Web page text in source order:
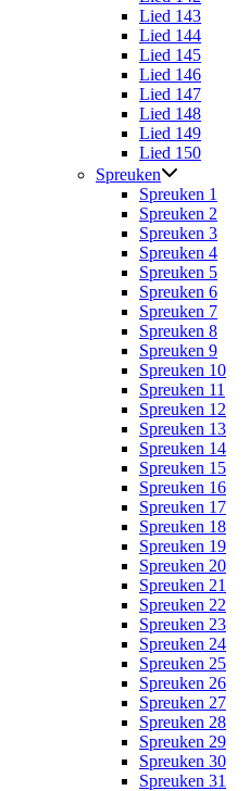
Lied 143
Lied 144
Lied 145
Lied 146
Lied 147
Lied 148
Lied 149
Lied 150
Spreuken
Spreuken 1
Spreuken 2
Spreuken 3
Spreuken 4
Spreuken 5
Spreuken 6
Spreuken 7
Spreuken 8
Spreuken 9
Spreuken 10
Spreuken 11
Spreuken 12
Spreuken 13
Spreuken 14
Spreuken 15
Spreuken 16
Spreuken 17
Spreuken 18
Spreuken 19
Spreuken 20
Spreuken 21
Spreuken 22
Spreuken 23
Spreuken 24
Spreuken 25
Spreuken 26
Spreuken 27
Spreuken 28
Spreuken 29
Spreuken 30
Spreuken 31